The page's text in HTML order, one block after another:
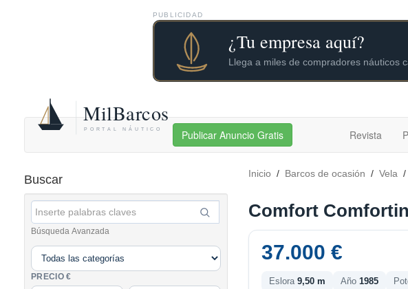
PUBLICIDAD
Publicar Anuncio Gratis Revista
Buscar
Búsqueda Avanzada
PRECIO €
Inicio / Barcos de ocasión / Vela /
Comfort
37.000 €
Eslora 9,50 m Año 1985